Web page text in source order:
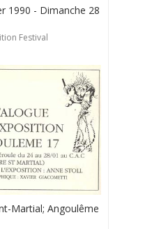
1990 - Dimanche 28
Festival
Martial; Angoulême